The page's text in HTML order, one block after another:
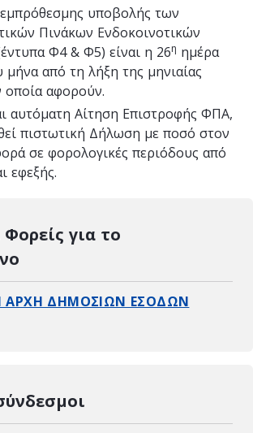
υποβολής των
Πινάκων Ενδοκοινοτικών
Φ4 & Φ5) είναι η 26η ημέρα
από τη λήξη της μηνιαίας
οποία αφορούν.
αυτόματη Αίτηση Επιστροφής ΦΠΑ,
πιστωτική Δήλωση με ποσό στον
σε φορολογικές περιόδους από
εφεξής.
για το
ΑΡΧΗ ΔΗΜΟΣΙΩΝ ΕΣΟΔΩΝ